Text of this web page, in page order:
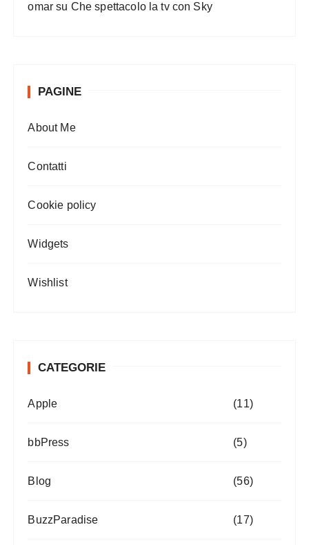
omar su Che spettacolo la tv con Sky
PAGINE
About Me
Contatti
Cookie policy
Widgets
Wishlist
CATEGORIE
Apple (11)
bbPress (5)
Blog (56)
BuzzParadise (17)